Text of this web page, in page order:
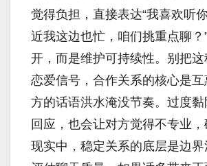
觉得负担，直接表达“我喜欢听
近我这边也忙，咱们挑重点聊？
开，而是维护可持续性。别把
恋爱信号，合作关系的核心是
方的话语洪水淹没节奏。过度
回应，也会让对方觉得不专业，
现实中，稳定关系的底层是边